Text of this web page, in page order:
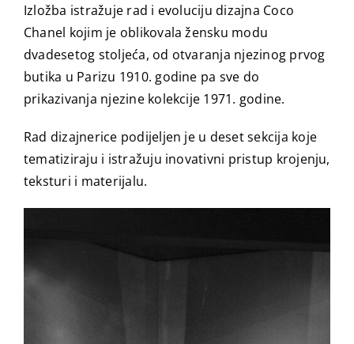
Izložba istražuje rad i evoluciju dizajna Coco
Chanel kojim je oblikovala žensku modu
dvadesetog stoljeća, od otvaranja njezinog prvog
butika u Parizu 1910. godine pa sve do
prikazivanja njezine kolekcije 1971. godine.
Rad dizajnerice podijeljen je u deset sekcija koje
tematiziraju i istražuju inovativni pristup krojenju,
teksturi i materijalu.